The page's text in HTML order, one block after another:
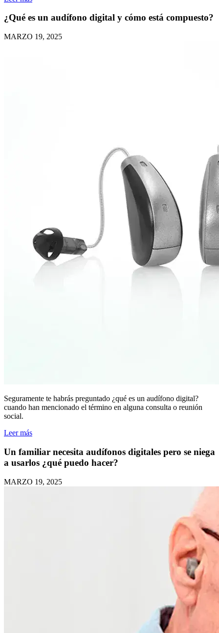
¿Qué es un audífono digital y cómo está compuesto?
MARZO 19, 2025
Seguramente te habrás preguntado ¿qué es un audífono digital?
cuando han mencionado el término en alguna consulta o reunión
social.
Leer más
Un familiar necesita audífonos digitales pero se niega
a usarlos ¿qué puedo hacer?
MARZO 19, 2025